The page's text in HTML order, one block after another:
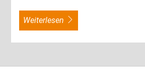
weiterlesen